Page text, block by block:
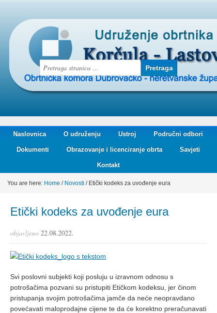
Naslovnica O udruženju Ustroj Područni odbori
Dokumenti Obrazovanje i licenciranje obrta Savjeti
Kontakt
You are here: Home / Novosti /Etički kodeks za uvođenje eura
Etički kodeks za uvođenje eura
objavljeno 22.08.2022.
Svi poslovni subjekti koji posluju u izravnom odnosu s
potrošačima pozvani su pristupiti Etičkom kodeksu, jer činom
pristupanja svojim potrošačima jamče da neće neopravdano
povećavati maloprodajne cijene te da će korektno preračunavati